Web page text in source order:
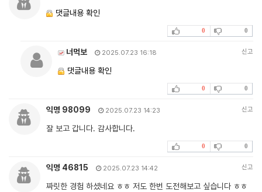
댓글내용 확인
0 0
너먹보 2025.07.23 16:18 신고
댓글내용 확인
0 0
익명 98099 2025.07.23 14:23 신고
잘 보고 갑니다. 감사합니다.
0 0
익명 46815 2025.07.23 14:42 신고
짜릿한 경험 하셨네요 ㅎㅎ 저도 한번 도전해보고 싶습니다 ㅎㅎ